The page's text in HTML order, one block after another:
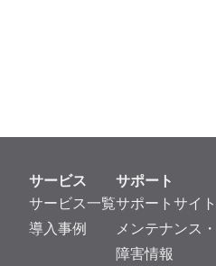
サービス
サービス一覧
導入事例
サポート
サポートサイト
メンテナンス・
障害情報